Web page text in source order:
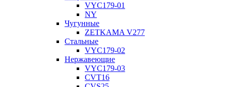
VYC179-01
NY
Чугунные
ZETKAMA V277
Стальные
VYC179-02
Нержавеющие
VYC179-03
CVT16